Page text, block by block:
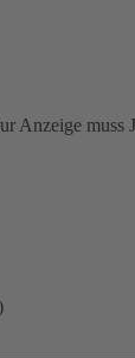
Anzeige muss